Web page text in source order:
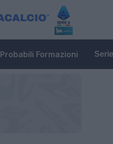
Probabili Formazioni